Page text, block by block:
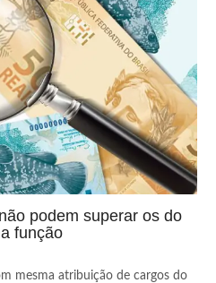
podem superar os do
função
mesma atribuição de cargos do